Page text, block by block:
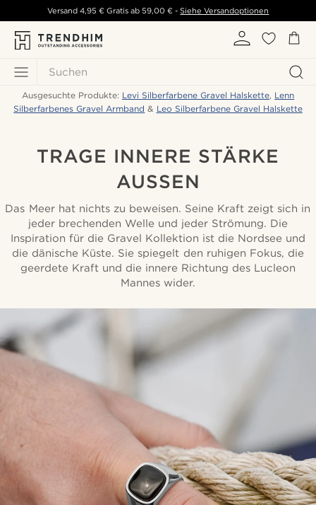
Suchen
Versand 4,95 € Gratis ab 59,00 € - Siehe Versandoptionen
Ausgesuchte Produkte: Levi Silberfarbene Gravel Halskette, Lenn
Silberfarbenes Gravel Armband & Leo Silberfarbene Gravel Halskette
TRAGE INNERE STÄRKE
AUSSEN
Das Meer hat nichts zu beweisen. Seine Kraft zeigt sich in
jeder brechenden Welle und jeder Strömung. Die
Inspiration für die Gravel Kollektion ist die Nordsee und
die dänische Küste. Sie spiegelt den ruhigen Fokus, die
geerdete Kraft und die innere Richtung des Lucleon
Mannes wider.